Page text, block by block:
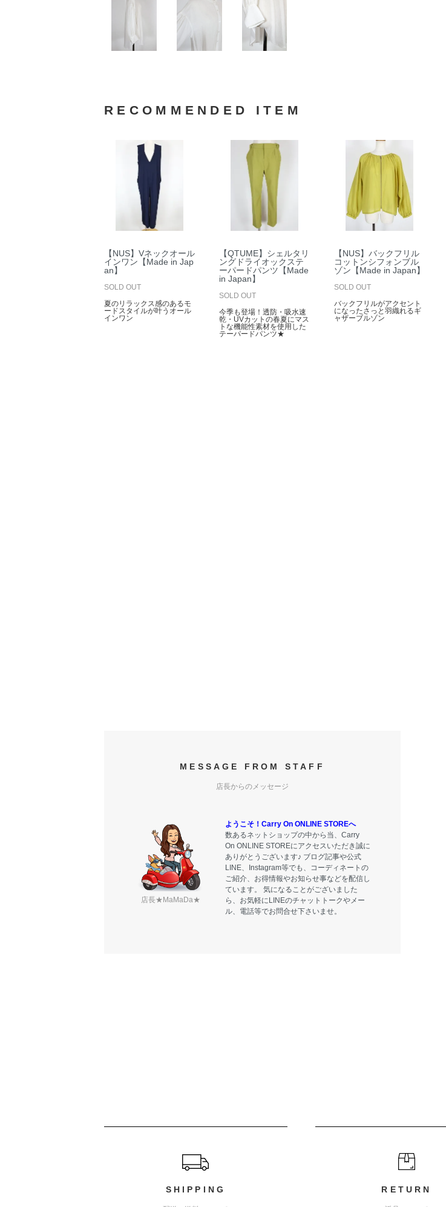
RECOMMENDED ITEM
【NUS】Vネックオール
インワン【Made in Jap
an】
SOLD OUT
夏のリラックス感のあるモ
ードスタイルが叶うオール
インワン
【QTUME】シェルタリ
ングドライオックステ
ーパードパンツ【Made
in Japan】
SOLD OUT
今季も登場！透防・吸水速
乾・UVカットの春夏にマス
トな機能性素材を使用した
テーパードパンツ★
【NUS】バックフリル
コットンシフォンブル
ゾン【Made in Japan】
SOLD OUT
バックフリルがアクセント
になったさっと羽織れるギ
ャザーブルゾン
MESSAGE FROM STAFF
店長からのメッセージ
店長★MaMaDa★
ようこそ！Carry On ONLINE STOREへ
数あるネットショップの中から当、Carry
On ONLINE STOREにアクセスいただき誠に
ありがとうございます♪ ブログ記事や公式
LINE、Instagram等でも、コーディネートの
ご紹介、お得情報やお知らせ事などを配信し
ています。 気になることがございました
ら、お気軽にLINEのチャットトークやメー
ル、電話等でお問合せ下さいませ。
ショッピングガイド
SHIPPING RETURN